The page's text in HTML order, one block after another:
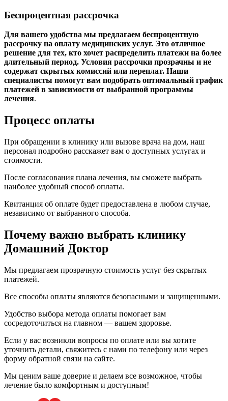
Беспроцентная рассрочка
Для вашего удобства мы предлагаем беспроцентную
рассрочку на оплату медицинских услуг. Это отличное
решение для тех, кто хочет распределить платежи на более
длительный период. Условия рассрочки прозрачны и не
содержат скрытых комиссий или переплат. Наши
специалисты помогут вам подобрать оптимальный график
платежей в зависимости от выбранной программы
лечения.
Процесс оплаты
При обращении в клинику или вызове врача на дом, наш
персонал подробно расскажет вам о доступных услугах и
стоимости.
После согласования плана лечения, вы сможете выбрать
наиболее удобный способ оплаты.
Квитанция об оплате будет предоставлена в любом случае,
независимо от выбранного способа.
Почему важно выбрать клинику
Домашний Доктор
Мы предлагаем прозрачную стоимость услуг без скрытых
платежей.
Все способы оплаты являются безопасными и защищенными.
Удобство выбора метода оплаты помогает вам
сосредоточиться на главном — вашем здоровье.
Если у вас возникли вопросы по оплате или вы хотите
уточнить детали, свяжитесь с нами по телефону или через
форму обратной связи на сайте.
Мы ценим ваше доверие и делаем все возможное, чтобы
лечение было комфортным и доступным!